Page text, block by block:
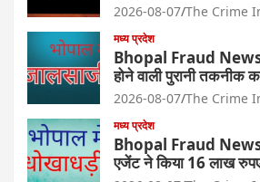
2026-08-07 The Crime
मध्य प्रदेश
Bhopal Fraud News:
होने वाली पुरानी तकनीक
2026-08-07 The Crime
मध्य प्रदेश
Bhopal Fraud News:
एजेंट ने किया 16 लाख